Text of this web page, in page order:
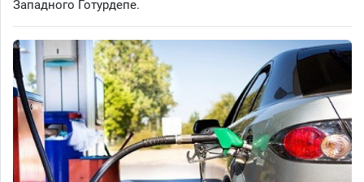
Западного Готурдепе.